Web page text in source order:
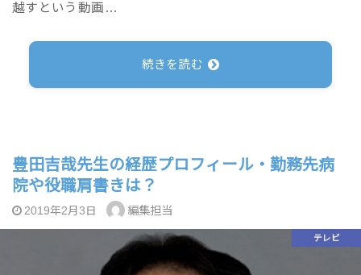
越すという動画…
続きを読む
豊田吉哉先生の経歴プロフィール・勤務先病
院や役職肩書きは？
2019年2月3日 編集担当
テレビ